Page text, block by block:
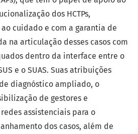
dos HCTPs,
ao cuidado e com a garantia de
na articulação desses casos com
dentro da interface entre o
e o SUAS. Suas atribuições
diagnóstico ampliado, o
de gestores e
assistenciais para o
dos casos, além de